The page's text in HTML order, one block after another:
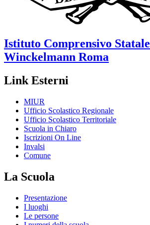
Istituto Comprensivo Statale
Winckelmann Roma
Link Esterni
MIUR
Ufficio Scolastico Regionale
Ufficio Scolastico Territoriale
Scuola in Chiaro
Iscrizioni On Line
Invalsi
Comune
La Scuola
Presentazione
I luoghi
Le persone